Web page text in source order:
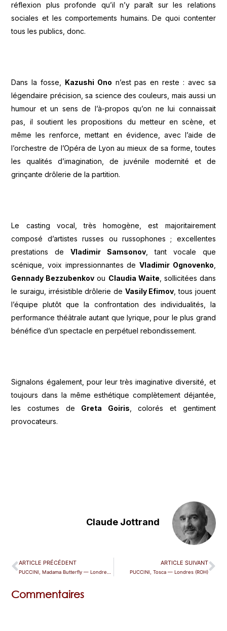
réflexion plus profonde qu’il n’y paraît sur les relations
sociales et les comportements humains. De quoi contenter
tous les publics, donc.
Dans la fosse, Kazushi Ono n’est pas en reste : avec sa
légendaire précision, sa science des couleurs, mais aussi un
humour et un sens de l’à-propos qu’on ne lui connaissait
pas, il soutient les propositions du metteur en scène, et
même les renforce, mettant en évidence, avec l’aide de
l’orchestre de l’Opéra de Lyon au mieux de sa forme, toutes
les qualités d’imagination, de juvénile modernité et de
grinçante drôlerie de la partition.
Le casting vocal, très homogène, est majoritairement
composé d’artistes russes ou russophones ; excellentes
prestations deVladimir Samsonov , tant vocale que
scénique, voix impressionnantes de Vladimir Ognovenko
Gennady Bezzubenkov ou Claudia Waite , sollicitées dans
le suraigu, irrésistible drôlerie de Vasily Efimov , tous jouent
l’équipe plutôt que la confrontation des individualités, la
performance théâtrale autant que lyrique, pour le plus grand
bénéfice d’un spectacle en perpétuel rebondissement.
Signalons également, pour leur très imaginative diversité, et
toujours dans la même esthétique complètement déjantée,
les costumes de Greta Goiris , colorés et gentiment
provocateurs.
Claude Jottrand
ARTICLE PRÉCÉDENT ARTICLE SUIVANT
PUCCINI, Tosca — Londres (ROH)
Commentaires